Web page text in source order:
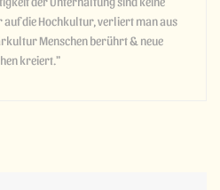
auf die Hochkultur, verliert man aus
Menschen berührt & neue
kreiert."